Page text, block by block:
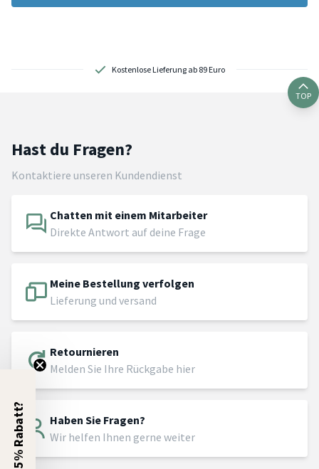
Kostenlose Lieferung ab 89 Euro
TOP
Hast du Fragen?
Kontaktiere unseren Kundendienst
Chatten mit einem Mitarbeiter
Direkte Antwort auf deine Frage
Meine Bestellung verfolgen
Lieferung und versand
Retournieren
Melden Sie Ihre Rückgabe hier
Haben Sie Fragen?
Wir helfen Ihnen gerne weiter
5% Rabatt?